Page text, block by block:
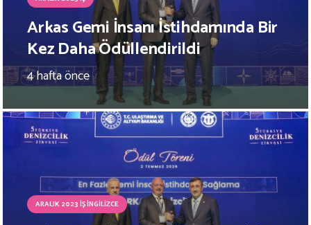
Arkas Gemi İnsanı İstihdamında Bir
Kez Daha Ödüllendirildi
4 hafta önce
ARALIK 2023 İŞ İNGILIZCE